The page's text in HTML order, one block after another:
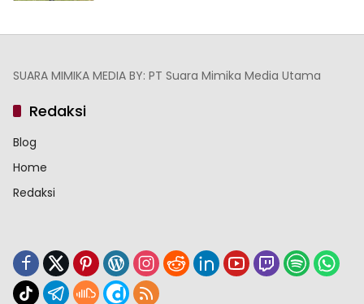
SUARA MIMIKA MEDIA BY: PT Suara Mimika Media Utama
Redaksi
Blog
Home
Redaksi